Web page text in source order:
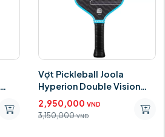
Vợt Pickleball Joola
Hyperion Double Vision
Blue
2,950,000 VND
3,150,000 VND